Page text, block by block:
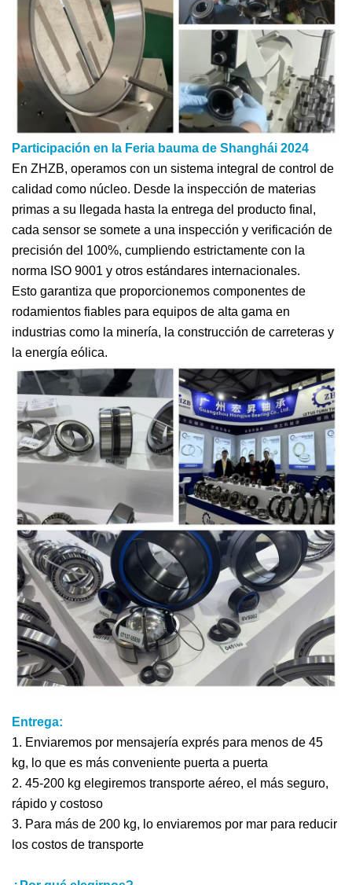
Participación en la Feria bauma de Shanghái 2024
En ZHZB, operamos con un sistema integral de control de
calidad como núcleo. Desde la inspección de materias
primas a su llegada hasta la entrega del producto final,
cada sensor se somete a una inspección y verificación de
precisión del 100%, cumpliendo estrictamente con la
norma ISO 9001 y otros estándares internacionales.
Esto garantiza que proporcionemos componentes de
rodamientos fiables para equipos de alta gama en
industrias como la minería, la construcción de carreteras y
la energía eólica.
Entrega:
1. Enviaremos por mensajería exprés para menos de 45
kg, lo que es más conveniente puerta a puerta
2. 45-200 kg elegiremos transporte aéreo, el más seguro,
rápido y costoso
3. Para más de 200 kg, lo enviaremos por mar para reducir
los costos de transporte